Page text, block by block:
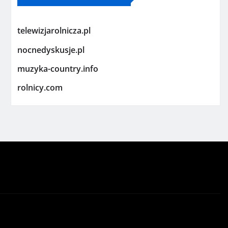
telewizjarolnicza.pl
nocnedyskusje.pl
muzyka-country.info
rolnicy.com